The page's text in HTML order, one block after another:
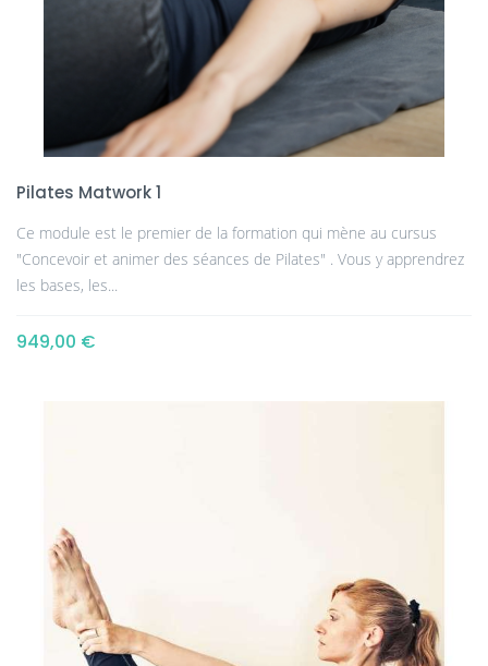
Pilates Matwork 1
Ce module est le premier de la formation qui mène au cursus
"Concevoir et animer des séances de Pilates" . Vous y apprendrez
les bases, les...
949,00 €